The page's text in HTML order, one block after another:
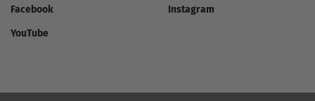
Facebook
Instagram
YouTube